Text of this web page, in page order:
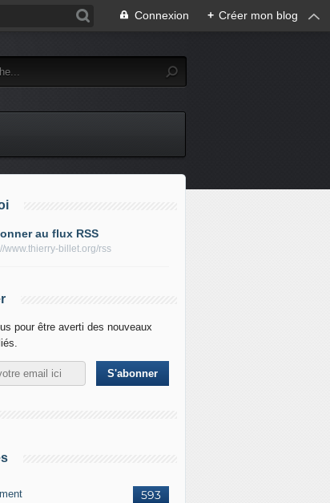
Connexion + Créer mon blog
au flux RSS
www.thierry-billet.org/rss
pour être averti des nouveaux
593